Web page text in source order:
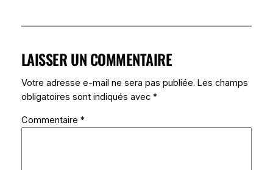
LAISSER UN COMMENTAIRE
Votre adresse e-mail ne sera pas publiée. Les champs
obligatoires sont indiqués avec *
Commentaire *